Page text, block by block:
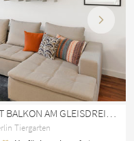
MODERNE 3-ZIMMER-WOHNUNG MIT BALKON AM GLEISDREIECK PARK IN TIERGARTEN
Tiergarten